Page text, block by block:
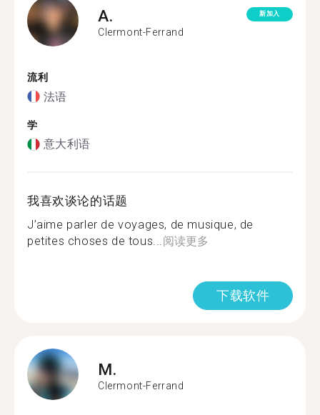
A.
Clermont-Ferrand
新加入
流利
法语
学
意大利语
我喜欢谈论的话题
J’aime parler de voyages, de musique, de
petites choses de tous...阅读更多
下载软件
M.
Clermont-Ferrand